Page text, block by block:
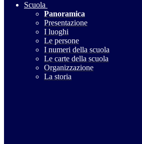
Scuola
Panoramica
Presentazione
I luoghi
Le persone
I numeri della scuola
Le carte della scuola
Organizzazione
La storia